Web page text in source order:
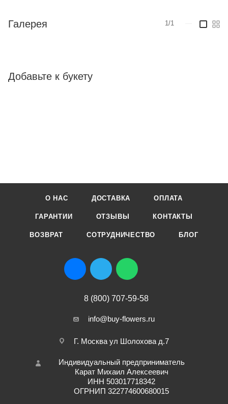
Галерея 1/1
Добавьте к букету
О НАС ДОСТАВКА ОПЛАТА
ГАРАНТИИ ОТЗЫВЫ КОНТАКТЫ
ВОЗВРАТ СОТРУДНИЧЕСТВО БЛОГ
8 (800) 707-59-58
info@buy-flowers.ru
Г. Москва ул Шолохова д.7
Индивидуальный предприниматель
Карат Михаил Алексеевич
ИНН 503017718342
ОГРНИП 322774600680015